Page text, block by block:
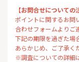
【お問合せについての
ポイントに関するお問
合わせフォームよりご
下記の期限を過ぎた場
あらかじめ、ご了承く
※調査についての詳細